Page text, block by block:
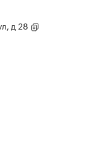
д 28